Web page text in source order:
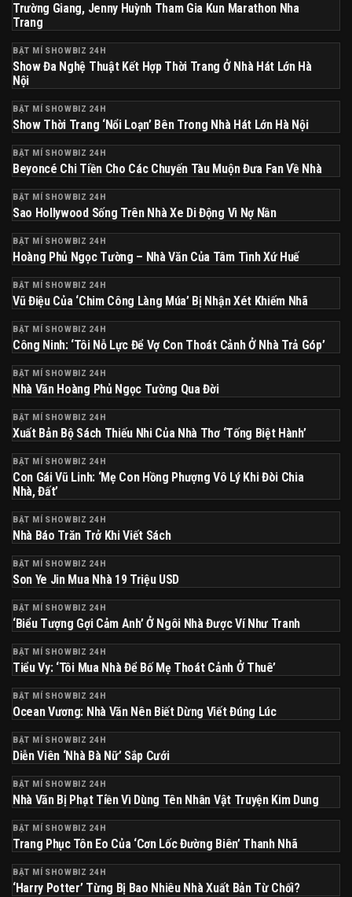
Trường Giang, Jenny Huỳnh Tham Gia Kun Marathon Nha
Trang
BẬT MÍ SHOWBIZ 24H
Show Đa Nghệ Thuật Kết Hợp Thời Trang Ở Nhà Hát Lớn Hà
Nội
BẬT MÍ SHOWBIZ 24H
Show Thời Trang ‘nổi Loạn’ Bên Trong Nhà Hát Lớn Hà Nội
BẬT MÍ SHOWBIZ 24H
Beyoncé Chi Tiền Cho Các Chuyến Tàu Muộn Đưa Fan Về Nhà
BẬT MÍ SHOWBIZ 24H
Sao Hollywood Sống Trên Nhà Xe Di Động Vì Nợ Nần
BẬT MÍ SHOWBIZ 24H
Hoàng Phủ Ngọc Tường – Nhà Văn Của Tâm Tình Xứ Huế
BẬT MÍ SHOWBIZ 24H
Vũ Điệu Của ‘Chim Công Làng Múa’ Bị Nhận Xét Khiếm Nhã
BẬT MÍ SHOWBIZ 24H
Công Ninh: ‘Tôi Nỗ Lực Để Vợ Con Thoát Cảnh Ở Nhà Trả Góp’
BẬT MÍ SHOWBIZ 24H
Nhà Văn Hoàng Phủ Ngọc Tường Qua Đời
BẬT MÍ SHOWBIZ 24H
Xuất Bản Bộ Sách Thiếu Nhi Của Nhà Thơ ‘Tống Biệt Hành’
BẬT MÍ SHOWBIZ 24H
Con Gái Vũ Linh: ‘Mẹ Con Hồng Phượng Vô Lý Khi Đòi Chia
Nhà, Đất’
BẬT MÍ SHOWBIZ 24H
Nhà Báo Trăn Trở Khi Viết Sách
BẬT MÍ SHOWBIZ 24H
Son Ye Jin Mua Nhà 19 Triệu USD
BẬT MÍ SHOWBIZ 24H
‘Biểu Tượng Gợi Cảm Anh’ Ở Ngôi Nhà Được Ví Như Tranh
BẬT MÍ SHOWBIZ 24H
Tiểu Vy: ‘Tôi Mua Nhà Để Bố Mẹ Thoát Cảnh Ở Thuê’
BẬT MÍ SHOWBIZ 24H
Ocean Vương: Nhà Văn Nên Biết Dừng Viết Đúng Lúc
BẬT MÍ SHOWBIZ 24H
Diễn Viên ‘Nhà Bà Nữ’ Sắp Cưới
BẬT MÍ SHOWBIZ 24H
Nhà Văn Bị Phạt Tiền Vì Dùng Tên Nhân Vật Truyện Kim Dung
BẬT MÍ SHOWBIZ 24H
Trang Phục Tôn Eo Của ‘Cơn Lốc Đường Biên’ Thanh Nhã
BẬT MÍ SHOWBIZ 24H
‘Harry Potter’ Từng Bị Bao Nhiêu Nhà Xuất Bản Từ Chối?